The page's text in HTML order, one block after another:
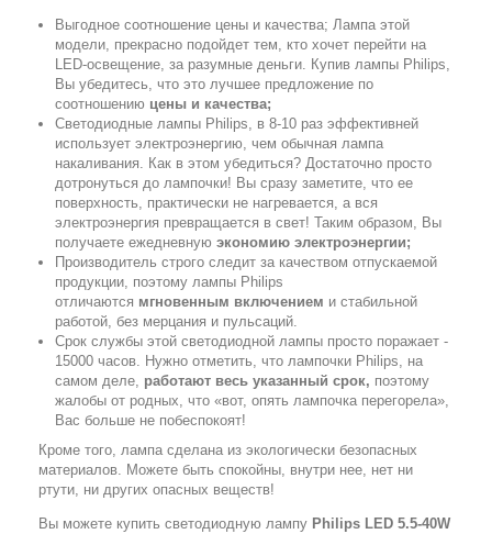
Выгодное соотношение цены и качества; Лампа этой
модели, прекрасно подойдет тем, кто хочет перейти на
LED-освещение, за разумные деньги. Купив лампы Philips,
Вы убедитесь, что это лучшее предложение по
соотношению цены и качества;
Светодиодные лампы Philips, в 8-10 раз эффективней
использует электроэнергию, чем обычная лампа
накаливания. Как в этом убедиться? Достаточно просто
дотронуться до лампочки! Вы сразу заметите, что ее
поверхность, практически не нагревается, а вся
электроэнергия превращается в свет! Таким образом, Вы
получаете ежедневную экономию электроэнергии;
Производитель строго следит за качеством отпускаемой
продукции, поэтому лампы Philips
отличаются мгновенным включением и стабильной
работой, без мерцания и пульсаций.
Срок службы этой светодиодной лампы просто поражает -
15000 часов. Нужно отметить, что лампочки Philips, на
самом деле, работают весь указанный срок, поэтому
жалобы от родных, что «вот, опять лампочка перегорела»,
Вас больше не побеспокоят!
Кроме того, лампа сделана из экологически безопасных
материалов. Можете быть спокойны, внутри нее, нет ни
ртути, ни других опасных веществ!
Вы можете купить светодиодную лампу Philips LED 5.5-40W